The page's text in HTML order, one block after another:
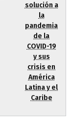
solución a
la
pandemia
de la
COVID-19
y sus
crisis en
América
Latina y el
Caribe